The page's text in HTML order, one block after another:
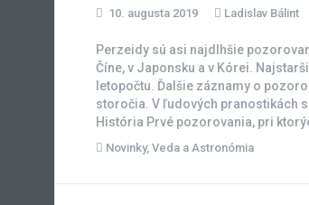
10. augusta 2019 Ladislav Bálint
Perzeidy sú asi najdlhšie
Číne, v Japonsku a v Kórei.
letopočtu. Ďalšie záznamy o
storočia. V ľudových pranostikách
História Prvé pozorovania, pri
Novinky, Veda a Astronómia